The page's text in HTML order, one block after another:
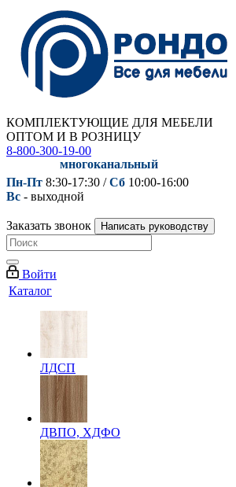
КОМПЛЕКТУЮЩИЕ ДЛЯ МЕБЕЛИ
ОПТОМ И В РОЗНИЦУ
8-800-300-19-00
многоканальный
Пн-Пт 8:30-17:30 /Сб 10:00-16:00
Вс - выходной
Заказать звонок Написать руководству
Войти
Каталог
ЛДСП
ДВПО, ХДФО